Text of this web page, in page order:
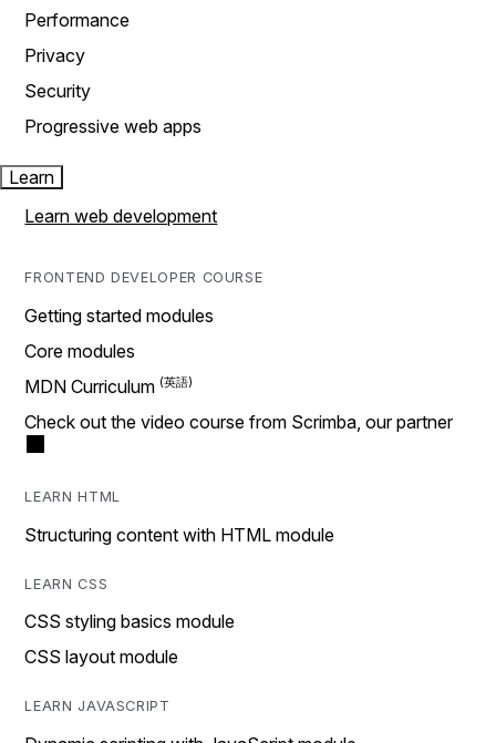
Performance
Privacy
Security
Progressive web apps
Learn
Learn web development
FRONTEND DEVELOPER COURSE
Getting started modules
Core modules
MDN Curriculum
Check out the video course from Scrimba, our partner
LEARN HTML
Structuring content with HTML module
LEARN CSS
CSS styling basics module
CSS layout module
LEARN JAVASCRIPT